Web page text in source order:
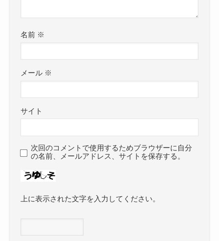
名前 ※
メール ※
サイト
次回のコメントで使用するためブラウザーに自分
の名前、メールアドレス、サイトを保存する。
上に表示された文字を入力してください。